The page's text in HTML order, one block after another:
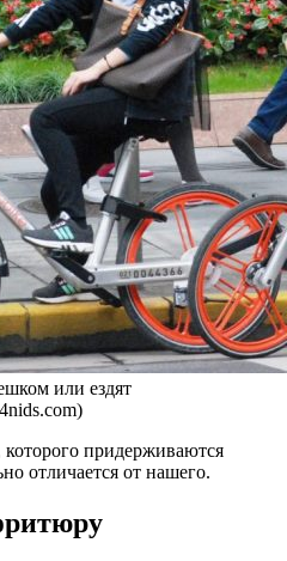
или ездят
придерживаются
отличается от нашего.